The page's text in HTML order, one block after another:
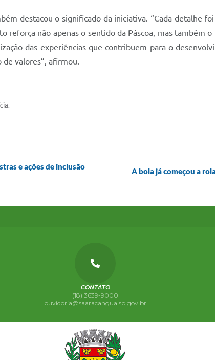
destacou o significado da iniciativa. “Cada detalhe
reforça não apenas o sentido da Páscoa, mas também
das experiências que contribuem para o
valores”, afirmou.
e ações de inclusão
A bola já começou a
CONTATO
(18) 3639-9000
ouvidoria@saaracangua.sp.gov.br